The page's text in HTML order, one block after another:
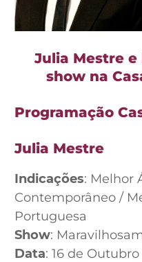
Julia Mestre
show na
Programação
Julia Mestre
Indicações: Melhor
Contemporâneo /
Portuguesa
Show:
Data: 16 de Outubro